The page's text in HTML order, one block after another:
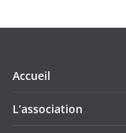
Accueil
L’association